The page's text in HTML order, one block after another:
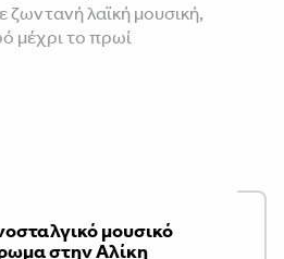
ζωντανή λαϊκή μουσική,
μέχρι το πρωί
μουσικό
στην Αλίκη